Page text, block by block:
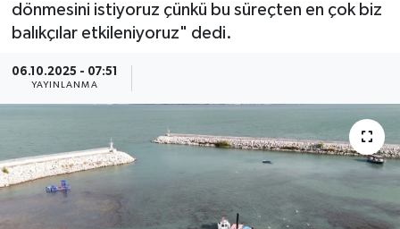
dönmesini istiyoruz çünkü bu süreçten en çok biz
balıkçılar etkileniyoruz" dedi.
06.10.2025 - 07:51
YAYINLANMA
Güncel
Magazin
Resmi İlan
Sağlık & Yaşam